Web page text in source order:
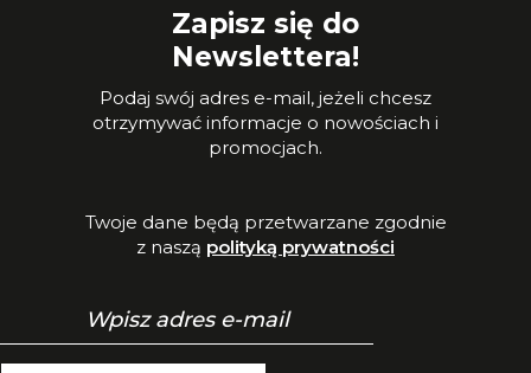
Zapisz się do
Newslettera!
Podaj swój adres e-mail, jeżeli chcesz
otrzymywać informacje o nowościach i
promocjach.
Twoje dane będą przetwarzane zgodnie
z naszą polityką prywatności